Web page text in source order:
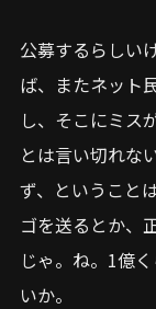
公募するらしい
ば、またネット
し、そこにミス
とは言い切れな
ず、ということ
ゴを送るとか、
じゃ。ね。1億
いか。